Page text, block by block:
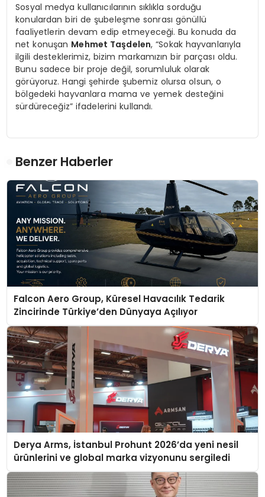
Sosyal medya kullanıcılarının sıklıkla sorduğu
konulardan biri de şubeleşme sonrası gönüllü
faaliyetlerin devam edip etmeyeceği. Bu konuda da
net konuşan Mehmet Taşdelen, “Sokak hayvanlarıyla
ilgili desteklerimiz, bizim markamızın bir parçası oldu.
Bunu sadece bir proje değil, sorumluluk olarak
görüyoruz. Hangi şehirde şubemiz olursa olsun, o
bölgedeki hayvanlara mama ve yemek desteğini
sürdüreceğiz” ifadelerini kullandı.
Benzer Haberler
Falcon Aero Group, Küresel Havacılık Tedarik
Zincirinde Türkiye’den Dünyaya Açılıyor
Derya Arms, İstanbul Prohunt 2026’da yeni nesil
ürünlerini ve global marka vizyonunu sergiledi